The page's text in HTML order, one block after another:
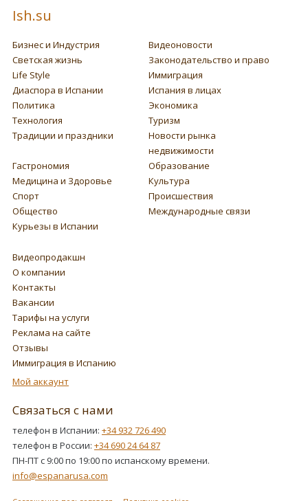
Ish.su
Бизнес и Индустрия
Видеоновости
Светская жизнь
Законодательство и право
Life Style
Иммиграция
Диаспора в Испании
Испания в лицах
Политика
Экономика
Технология
Туризм
Традиции и праздники
Новости рынка
недвижимости
Гастрономия
Образование
Медицина и Здоровье
Культура
Спорт
Происшествия
Общество
Международные связи
Курьезы в Испании
Видеопродакшн
О компании
Контакты
Вакансии
Тарифы на услуги
Реклама на сайте
Отзывы
Иммиграция в Испанию
Мой аккаунт
Связаться с нами
телефон в Испании: +34 932 726 490
телефон в России: +34 690 24 64 87
ПН-ПТ с 9:00 по 19:00 по испанскому времени.
info@espanarusa.com